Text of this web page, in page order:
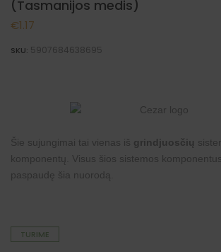
(Tasmanijos medis)
€1.17
SKU: 5907684638695
Šie sujungimai tai vienas iš grindjuosčių
komponentų. Visus šios sistemos
paspaudę šia nuorodą
TURIME